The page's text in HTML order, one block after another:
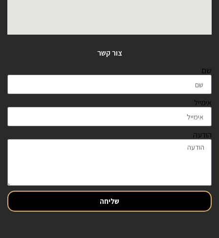
צור קשר
שם
אימייל
הודעה
שליחה